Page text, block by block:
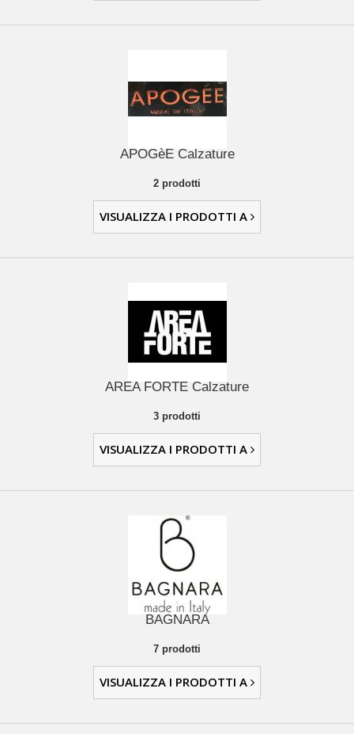
APOGèE Calzature
2 prodotti
VISUALIZZA I PRODOTTI A
AREA FORTE Calzature
3 prodotti
VISUALIZZA I PRODOTTI A
BAGNARA
7 prodotti
VISUALIZZA I PRODOTTI A